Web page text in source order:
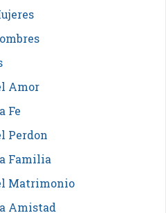
Amor
Fe
Perdon
Familia
Matrimonio
Amistad